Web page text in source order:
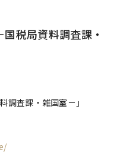
税局資料調査課・
調査課・雑国室－」